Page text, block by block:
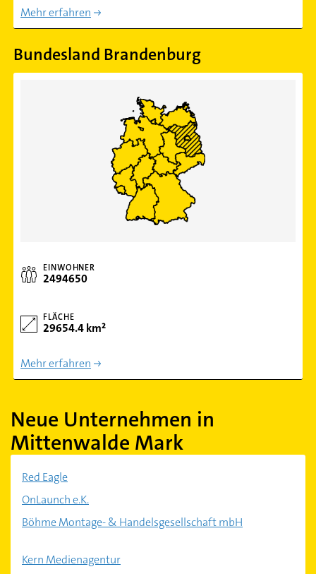
Mehr erfahren
Bundesland Brandenburg
EINWOHNER
2494650
FLÄCHE
29654.4 km²
Mehr erfahren
Neue Unternehmen in
Mittenwalde Mark
Red Eagle
OnLaunch e.K.
Böhme Montage- & Handelsgesellschaft mbH
Kern Medienagentur